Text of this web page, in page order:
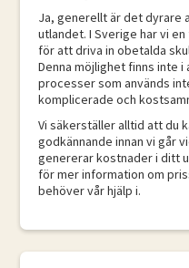
Ja, generellt är det dyrare
utlandet. I Sverige har vi
för att driva in obetalda
Denna möjlighet finns inte
processer som används
komplicerade och
Vi säkerställer alltid att du
godkännande innan vi går
genererar kostnader i ditt
för mer information om
behöver vår hjälp i.